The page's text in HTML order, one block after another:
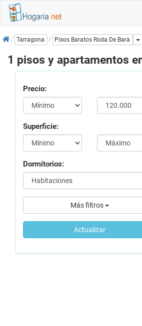
InicioTarragona Pisos Baratos Roda De Bara
1 pisos y apartamentos
Precio:
Superficie:
Dormitorios:
Más filtros
Actualizar